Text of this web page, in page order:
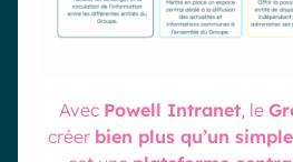
Avec Powell Intranet, le
créer bien plus qu’un